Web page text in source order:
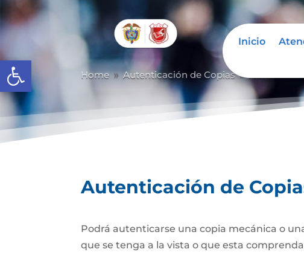
Abrir barra de herramientas
Inicio
Home 9 Autenticación de Copias 9
Autenticación de
Podrá autenticarse una copia mecánica o
que se tenga a la vista o que esta